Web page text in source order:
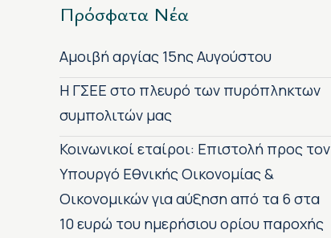
Πρόσφατα Νέα
Αμοιβή αργίας 15ης Αυγούστου
H ΓΣΕΕ στο πλευρό των πυρόπληκτων
συμπολιτών μας
Κοινωνικοί εταίροι: Επιστολή προς τον
Υπουργό Εθνικής Οικονομίας &
Οικονομικών για αύξηση από τα 6 στα
10 ευρώ του ημερήσιου ορίου παροχής